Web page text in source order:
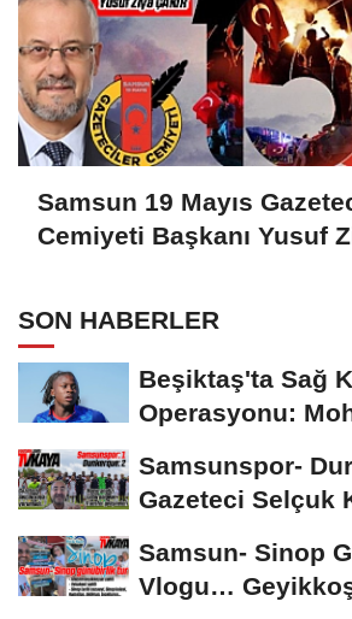
Samsun 19 Mayıs
Cemiyeti Başkanı Yusuf
SON HABERLER
Beşiktaş'ta Sağ
Operasyonu:
Samsunspor-
Gazeteci Selçuk
Samsun- Sinop
Vlogu…